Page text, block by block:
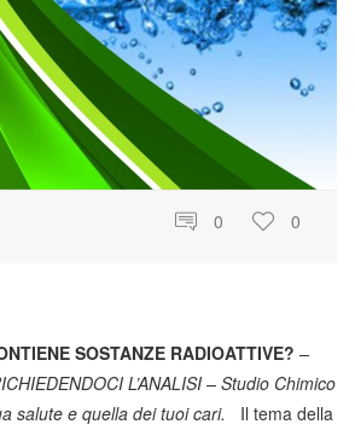
0 0
SOSTANZE RADIOATTIVE? –
L’ANALISI – Studio Chimico
salute e quella dei tuoi cari. Il tema della